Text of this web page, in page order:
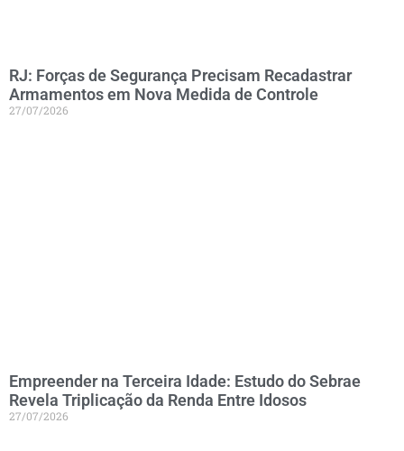
RJ: Forças de Segurança Precisam Recadastrar
Armamentos em Nova Medida de Controle
27/07/2026
Empreender na Terceira Idade: Estudo do Sebrae
Revela Triplicação da Renda Entre Idosos
27/07/2026